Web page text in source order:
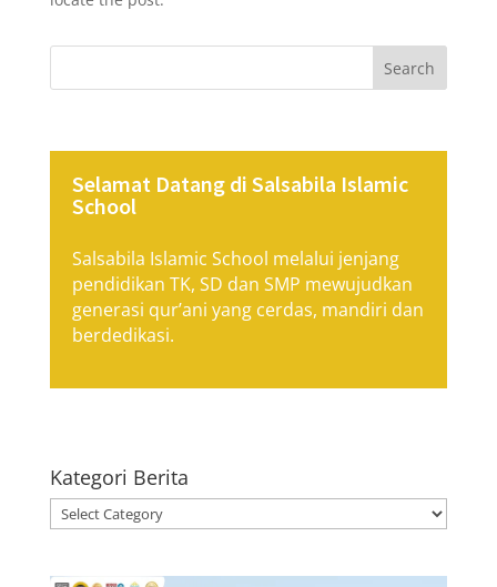
Search
Selamat Datang di Salsabila Islamic
School
Salsabila Islamic School melalui jenjang
pendidikan TK, SD dan SMP mewujudkan
generasi qur’ani yang cerdas, mandiri dan
berdedikasi.
Kategori Berita
Kategori
Berita